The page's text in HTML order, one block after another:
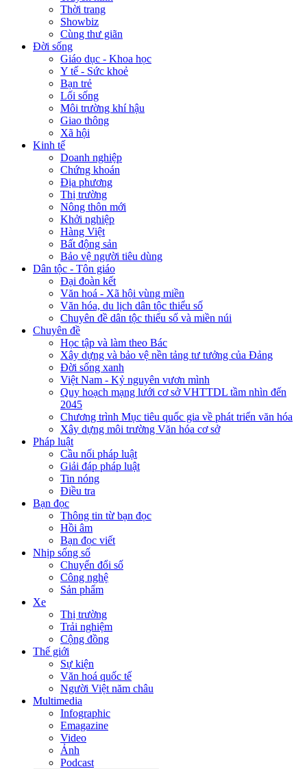
Thời trang
Showbiz
Cùng thư giãn
Đời sống
Giáo dục - Khoa học
Y tế - Sức khoẻ
Bạn trẻ
Lối sống
Môi trường khí hậu
Giao thông
Xã hội
Kinh tế
Doanh nghiệp
Chứng khoán
Địa phương
Thị trường
Nông thôn mới
Khởi nghiệp
Hàng Việt
Bất động sản
Bảo vệ người tiêu dùng
Dân tộc - Tôn giáo
Đại đoàn kết
Văn hoá - Xã hội vùng miền
Văn hóa, du lịch dân tộc thiểu số
Chuyên đề dân tộc thiểu số và miền núi
Chuyên đề
Học tập và làm theo Bác
Xây dựng và bảo vệ nền tảng tư tưởng của Đảng
Đời sống xanh
Việt Nam - Kỷ nguyên vươn mình
Quy hoạch mạng lưới cơ sở VHTTDL tầm nhìn đến
2045
Chương trình Mục tiêu quốc gia về phát triển văn hóa
Xây dựng môi trường Văn hóa cơ sở
Pháp luật
Cầu nối pháp luật
Giải đáp pháp luật
Tin nóng
Điều tra
Bạn đọc
Thông tin từ bạn đọc
Hồi âm
Bạn đọc viết
Nhịp sống số
Chuyển đổi số
Công nghệ
Sản phẩm
Xe
Thị trường
Trải nghiệm
Cộng đồng
Thế giới
Sự kiện
Văn hoá quốc tế
Người Việt năm châu
Multimedia
Infographic
Emagazine
Video
Ảnh
Podcast